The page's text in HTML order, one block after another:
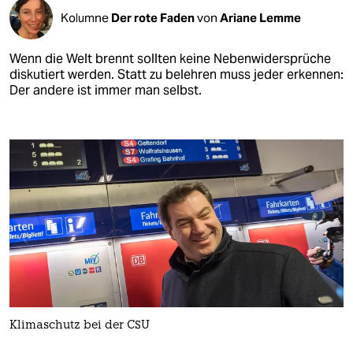
Kolumne Der rote Fadenvon Ariane Lemme
Wenn die Welt brennt sollten keine Nebenwidersprüche
diskutiert werden. Statt zu belehren muss jeder erkennen:
Der andere ist immer man selbst.
Klimaschutz bei der CSU